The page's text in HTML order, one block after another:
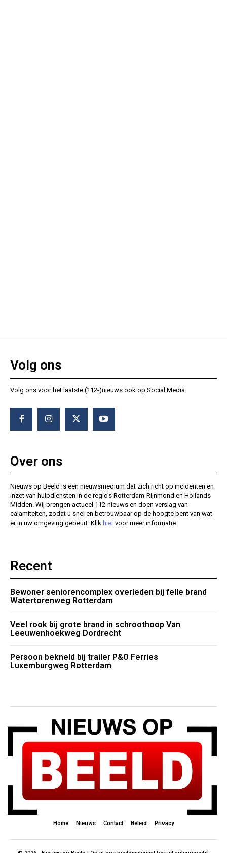
Volg ons
Volg ons voor het laatste (112-)nieuws ook op Social Media.
Over ons
Nieuws op Beeld is een nieuwsmedium dat zich richt op incidenten en
inzet van hulpdiensten in de regio’s Rotterdam-Rijnmond en Hollands
Midden. Wij brengen actueel 112-nieuws en doen verslag van
calamiteiten, zodat u snel en betrouwbaar op de hoogte bent van wat
er in uw omgeving gebeurt. Klik hiervoor meer informatie.
Recent
Bewoner seniorencomplex overleden bij felle brand
Watertorenweg Rotterdam
Veel rook bij grote brand in schroothoop Van
Leeuwenhoekweg Dordrecht
Persoon bekneld bij trailer P&O Ferries
Luxemburgweg Rotterdam
Home Nieuws Contact Beleid Privacy